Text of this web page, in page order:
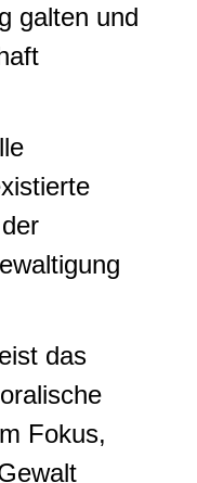
galten und
das
Fokus,